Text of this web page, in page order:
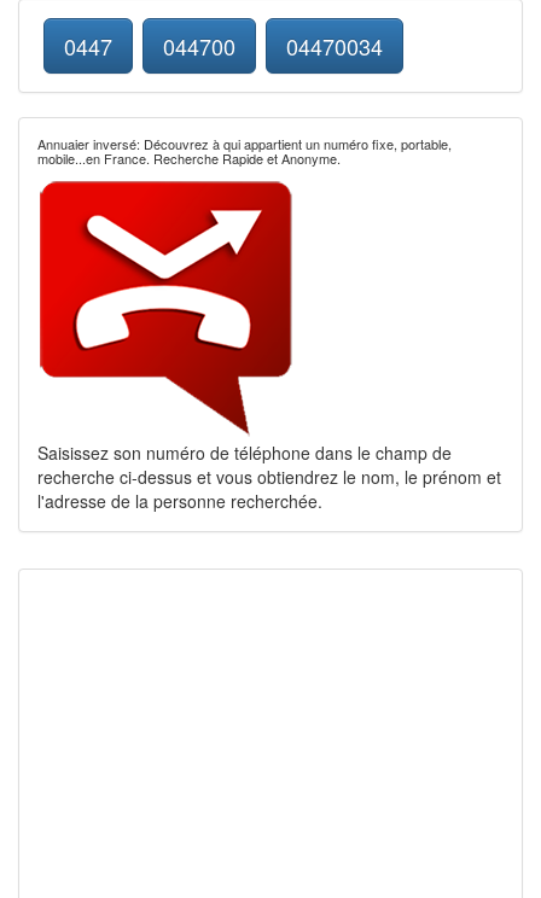
0447 044700 04470034
Annuaier inversé: Découvrez à qui appartient un numéro fixe, portable,
mobile...en France. Recherche Rapide et Anonyme.
Saisissez son numéro de téléphone dans le champ de
recherche ci-dessus et vous obtiendrez le nom, le prénom et
l'adresse de la personne recherchée.